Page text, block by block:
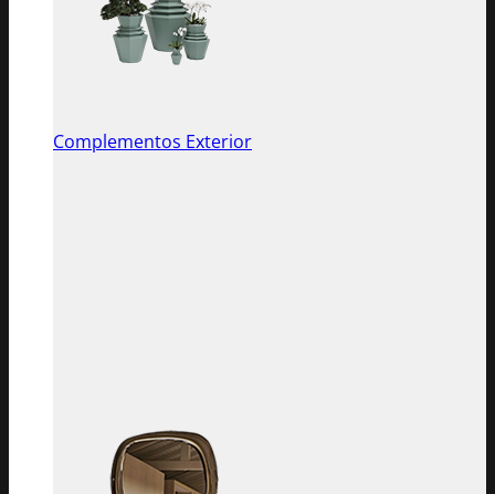
Complementos Exterior